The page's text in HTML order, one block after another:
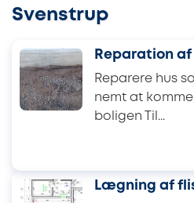
Svenstrup
Reparation af
Reparere hus
nemt at
boligen Til...
Lægning af